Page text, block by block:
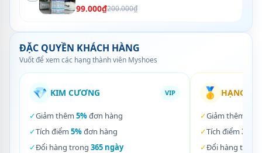
99.000₫200.000₫
ĐẶC QUYỀN KHÁCH HÀNG
Vuốt để xem các hạng thành viên Myshoes
💎 KIM CƯƠNG VIP
✓Giảm thêm 5%đơn hàng
✓Tích điểm 5%đơn hàng
✓Đổi hàng trong 365 ngày
🥇 HẠNG
✓Giảm thêm
✓Tích điểm 3%
✓Đổi hàng trong